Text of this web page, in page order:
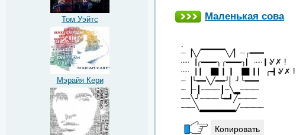
Том Уэйтс
Мэрайя Кери
Маленькая сова
┈▕╲╱▔▔▔▔╲╱▏┈╭━━━
┈▕╭━━╮╭━━╮▏┈┃Ꮍ✗ !
┈▕┃▕▉┃┃▕▉┃▏╭┫Ꮍ✗ !
┈▕╰━━╲╱━━╯▏╯╰━━━
┈▕┈┃┈┈┈┈┃┈╲▂┈┈┈┈
┈┈╲╯┈┈┈┈╰━┛╱┈┈┈┈
┈┈┈╲▂▂▂▂▂▂╱┈┈┈┈┈
Копировать